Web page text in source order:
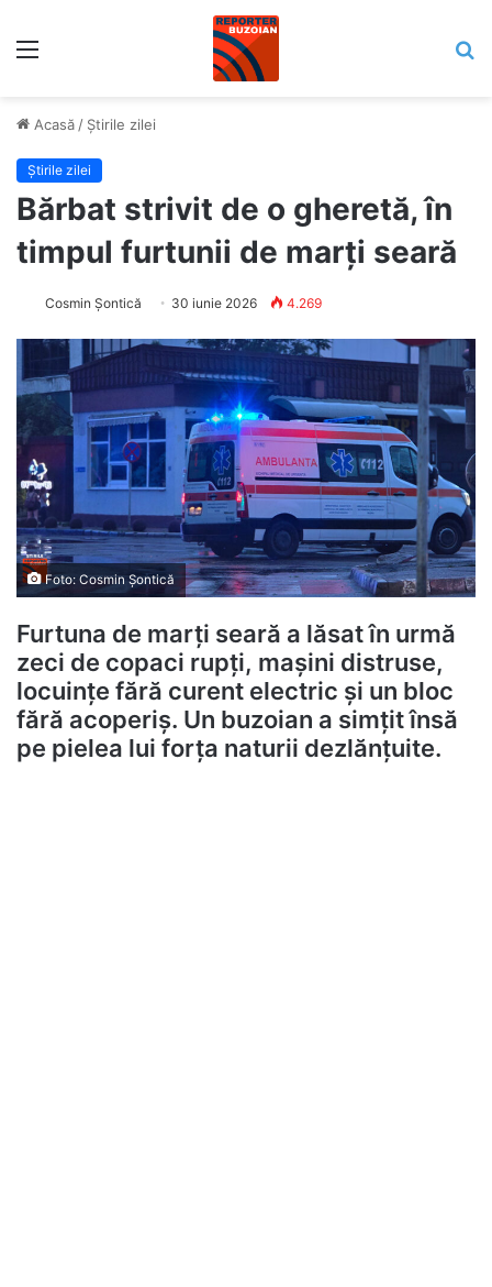
Acasă / Știrile zilei
Știrile zilei
Bărbat strivit de o gheretă, în
timpul furtunii de marți seară
Cosmin Șontică 30 iunie 2026 4.269
Foto: Cosmin Șontică
Furtuna de marți seară a lăsat în urmă
zeci de copaci rupți, mașini distruse,
locuințe fără curent electric și un bloc
fără acoperiș. Un buzoian a simțit însă
pe pielea lui forța naturii dezlănțuite.